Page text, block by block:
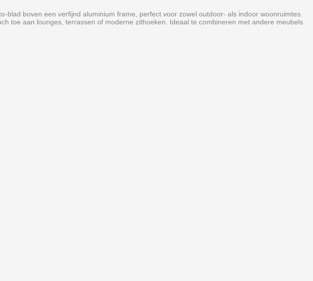
boven een verfijnd aluminium frame, perfect voor zowel outdoor‑ als indoor woonruimtes.
toe aan lounges, terrassen of moderne zithoeken. Ideaal te combineren met andere meubels